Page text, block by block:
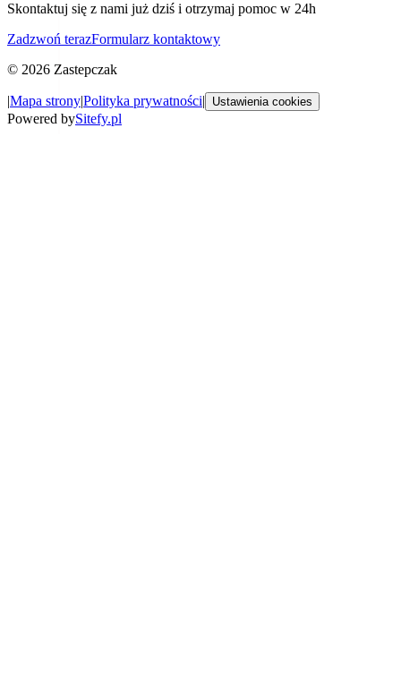
Skontaktuj się z nami już dziś i otrzymaj pomoc w 24h
Zadzwoń terazFormularz kontaktowy
© 2026 Zastepczak
|Mapa strony|Polityka prywatności| Ustawienia cookies
Powered bySitefy.pl